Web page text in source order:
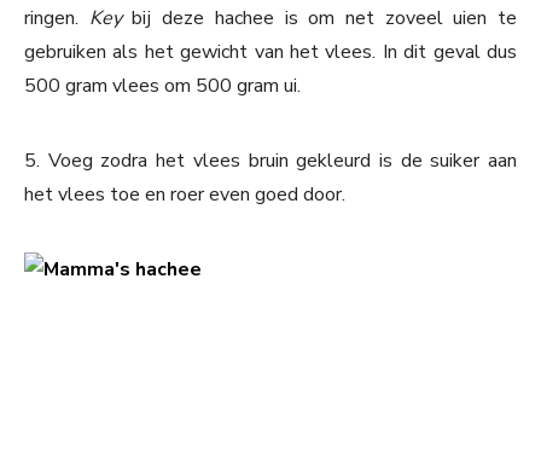
ringen. Keybij deze hachee is om net zoveel uien te
gebruiken als het gewicht van het vlees. In dit geval dus
500 gram vlees om 500 gram ui.
5. Voeg zodra het vlees bruin gekleurd is de suiker aan
het vlees toe en roer even goed door.